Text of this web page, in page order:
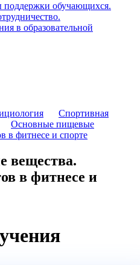
обучающихся.
в образовательной
Спортивная
Основные пищевые
в фитнесе и спорте
вещества.
в фитнесе и